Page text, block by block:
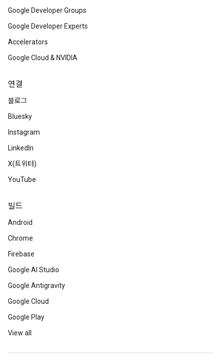
Google Developer Groups
Google Developer Experts
Accelerators
Google Cloud & NVIDIA
연결
블로그
Bluesky
Instagram
LinkedIn
X(트위터)
YouTube
빌드
Android
Chrome
Firebase
Google AI Studio
Google Antigravity
Google Cloud
Google Play
View all